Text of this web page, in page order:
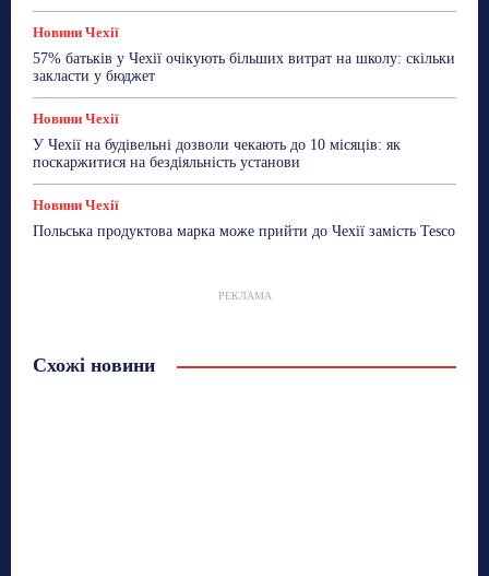
Новини Чехії
57% батьків у Чехії очікують більших витрат на школу: скільки
закласти у бюджет
Новини Чехії
У Чехії на будівельні дозволи чекають до 10 місяців: як
поскаржитися на бездіяльність установи
Новини Чехії
Польська продуктова марка може прийти до Чехії замість Tesco
РЕКЛАМА
Схожі новини